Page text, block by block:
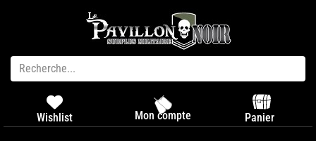
Wishlist Mon compte Panier